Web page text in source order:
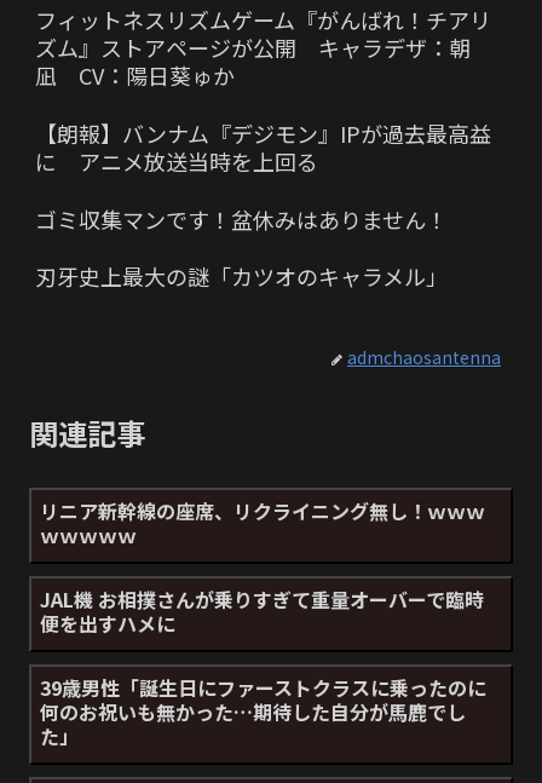
フィットネスリズムゲーム『がんばれ！チアリ
ズム』ストアページが公開 キャラデザ：朝
凪 CV：陽日葵ゅか
【朗報】バンナム『デジモン』IPが過去最高益
に アニメ放送当時を上回る
ゴミ収集マンです！盆休みはありません！
刃牙史上最大の謎「カツオのキャラメル」
admchaosantenna
関連記事
リニア新幹線の座席、リクライニング無し！ｗｗｗ
ｗｗｗｗｗ
JAL機 お相撲さんが乗りすぎて重量オーバーで臨時
便を出すハメに
39歳男性「誕生日にファーストクラスに乗ったのに
何のお祝いも無かった…期待した自分が馬鹿でし
た」